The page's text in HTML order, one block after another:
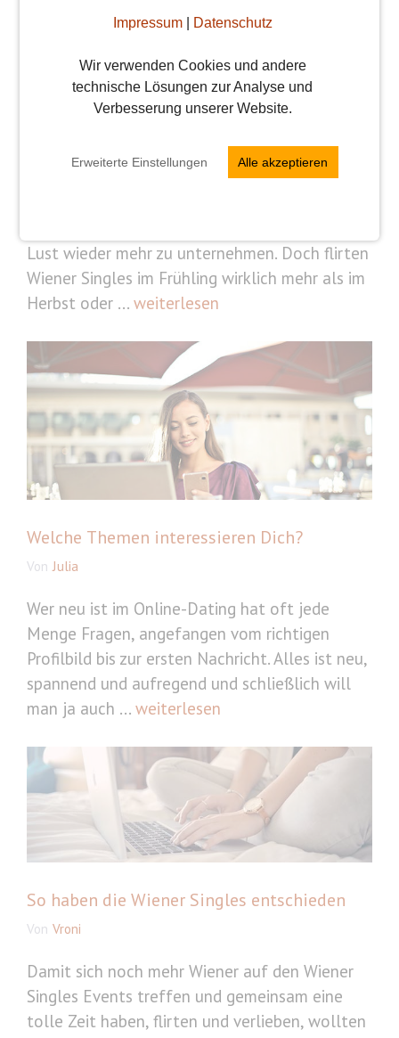
Impressum| Datenschutz
Wir verwenden Cookies und andere
technische Lösungen zur Analyse und
Verbesserung unserer Website.
Erweiterte Einstellungen Alle akzeptieren
Vroni
Lust wieder mehr zu unternehmen. Doch flirten
Wiener Singles im Frühling wirklich mehr als im
Herbst oder ... weiterlesen
Welche Themen interessieren Dich?
Von Julia
Wer neu ist im Online-Dating hat oft jede
Menge Fragen, angefangen vom richtigen
Profilbild bis zur ersten Nachricht. Alles ist neu,
spannend und aufregend und schließlich will
man ja auch ... weiterlesen
So haben die Wiener Singles entschieden
Von Vroni
Damit sich noch mehr Wiener auf den Wiener
Singles Events treffen und gemeinsam eine
tolle Zeit haben, flirten und verlieben, wollten